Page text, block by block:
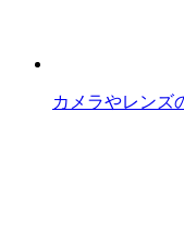
カメラやレンズ